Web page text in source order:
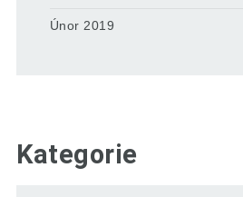
Únor 2019
Kategorie